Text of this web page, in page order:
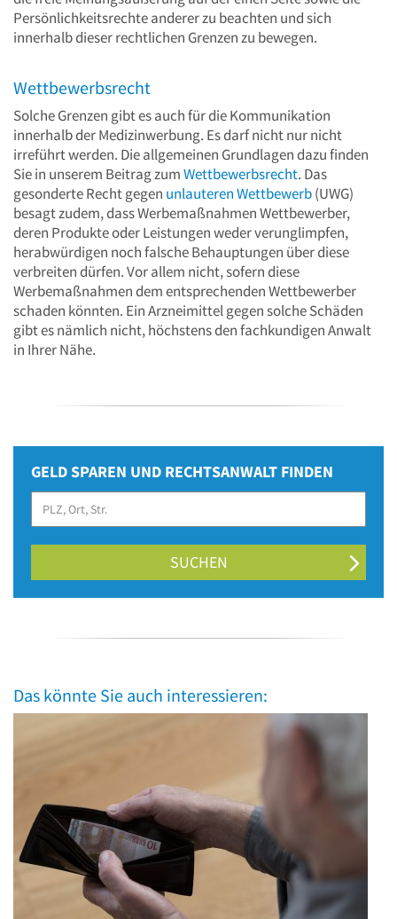
Persönlichkeitsrechte anderer zu beachten und sich
innerhalb dieser rechtlichen Grenzen zu bewegen.
Wettbewerbsrecht
Solche Grenzen gibt es auch für die Kommunikation
innerhalb der Medizinwerbung. Es darf nicht nur nicht
irreführt werden. Die allgemeinen Grundlagen dazu finden
Sie in unserem Beitrag zumWettbewerbsrecht. Das
gesonderte Recht gegen unlauteren Wettbewerb(UWG)
besagt zudem, dass Werbemaßnahmen Wettbewerber,
deren Produkte oder Leistungen weder verunglimpfen,
herabwürdigen noch falsche Behauptungen über diese
verbreiten dürfen. Vor allem nicht, sofern diese
Werbemaßnahmen dem entsprechenden Wettbewerber
schaden könnten. Ein Arzneimittel gegen solche Schäden
gibt es nämlich nicht, höchstens den fachkundigen Anwalt
in Ihrer Nähe.
GELD SPAREN UND RECHTSANWALT FINDEN
SUCHEN
Das könnte Sie auch interessieren: